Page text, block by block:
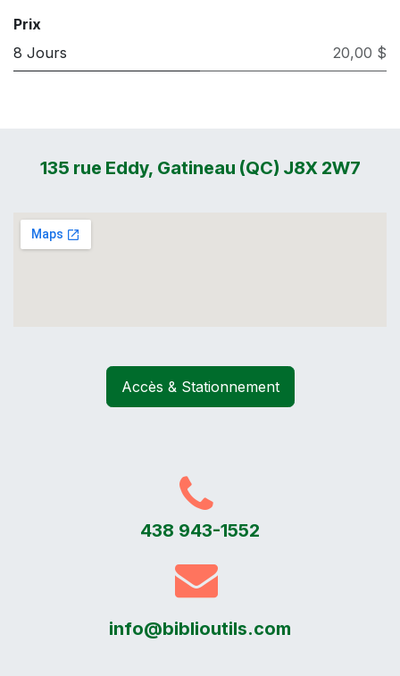
Prix
8 Jours
20,00 $
135 rue Eddy, Gatineau (QC) J8X 2W7
Accès & Stationnement
438 943-1552
info@biblioutils.com